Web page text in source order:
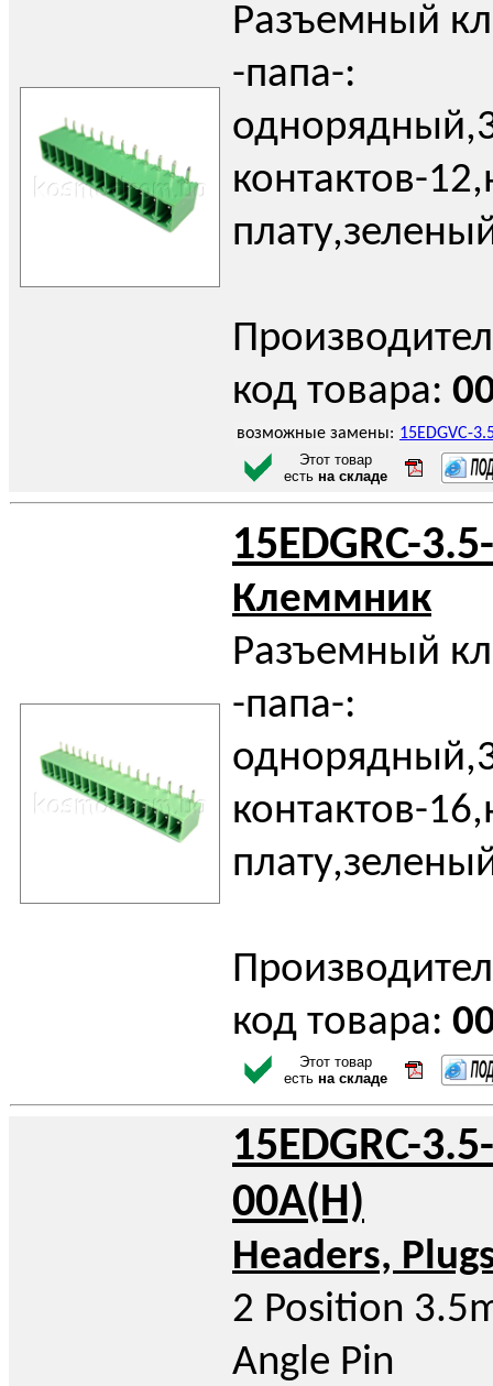
Разъемный
-папа-:
контактов-
код товара:
возможные замены: 15EDGVC-
Этот товар
есть на складе
15EDGRC-
Клеммник
Разъемный
-папа-:
контактов-
код товара:
Этот товар
есть на складе
15EDGRC-
00A(H)
Headers,
2 Position
Angle Pin